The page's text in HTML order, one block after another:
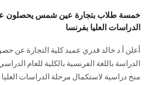
خمسة طلاب بتجارة عين شمس يحصلون
الدراسات العليا بفرنسا
أعلن أ.د خالد قدري عميد كلية التجارة
منح دراسية لاستكمال مرحلة الدراسات